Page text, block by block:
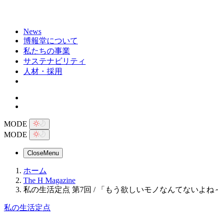
News
博報堂について
私たちの事業
サステナビリティ
人材・採用
MODE
MODE
CloseMenu
ホーム
The H Magazine
私の生活定点 第7回 / 「もう欲しいモノなんてないよね
私の生活定点